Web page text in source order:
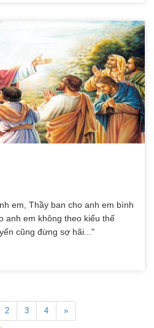
em, Thầy ban cho anh em bình
anh em không theo kiểu thế
cũng đừng sợ hãi..."
2 3 4 »